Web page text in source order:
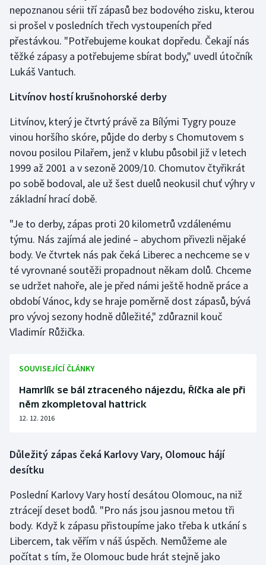
nepoznanou sérii tří zápasů bez bodového zisku, kterou
si prošel v posledních třech vystoupeních před
přestávkou. "Potřebujeme koukat dopředu. Čekají nás
těžké zápasy a potřebujeme sbírat body," uvedl útočník
Lukáš Vantuch.
Litvínov hostí krušnohorské derby
Litvínov, který je čtvrtý právě za Bílými Tygry pouze
vinou horšího skóre, půjde do derby s Chomutovem s
novou posilou Pilařem, jenž v klubu působil již v letech
1999 až 2001 a v sezoně 2009/10. Chomutov čtyřikrát
po sobě bodoval, ale už šest duelů neokusil chuť výhry v
základní hrací době.
"Je to derby, zápas proti 20 kilometrů vzdálenému
týmu. Nás zajímá ale jediné – abychom přivezli nějaké
body. Ve čtvrtek nás pak čeká Liberec a nechceme se v
té vyrovnané soutěži propadnout někam dolů. Chceme
se udržet nahoře, ale je před námi ještě hodně práce a
období Vánoc, kdy se hraje poměrně dost zápasů, bývá
pro vývoj sezony hodně důležité," zdůraznil kouč
Vladimír Růžička.
SOUVISEJÍCÍ ČLÁNKY
Hamrlík se bál ztraceného nájezdu, Říčka ale při
něm zkompletoval hattrick
12. 12. 2016
Důležitý zápas čeká Karlovy Vary, Olomouc hájí
desítku
Poslední Karlovy Vary hostí desátou Olomouc, na niž
ztrácejí deset bodů. "Pro nás jsou jasnou metou tři
body. Když k zápasu přistoupíme jako třeba k utkání s
Libercem, tak věřím v náš úspěch. Nemůžeme ale
počítat s tím, že Olomouc bude hrát stejně jako